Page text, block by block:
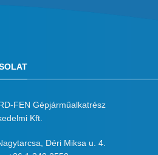
FEN Gépjárműalkatrész
Kft.
Déri Miksa u. 4.